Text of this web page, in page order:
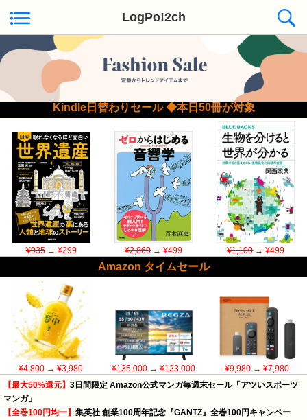
LogPo!2ch
Kindle日替わりセール ◆本日50冊が対象
¥935→ ¥299 ¥2,860→ ¥499 ¥1,100→ ¥499
Amazon タイムセール
¥4,800→ ¥3,980 ¥135,000 → ¥123,000 ¥9,980→ ¥7,980
【最大50%還元】 3日間限定 Amazon公式マンガ毎週末セール「アツいスポーツ
マンガ」
【全巻100円均一】 集英社 創業100周年記念『GANTZ』全巻100円キャンペー